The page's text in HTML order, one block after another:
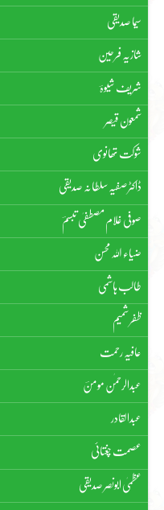
سیما صدیقی
شازیہ فرحین
شریف شیوہؔ
شمعون قیصر
شوکت تھانوی
ڈاکٹر صفیہ سلطانہ صدیقی
صوفی غلام مصطفیٰ تبسمؔ
ضیاء اللہ محسن
طالب ہاشمی
ظفر شمیم
عافیہ رحمت
عبدالرحمٰن مومنؔ
عبدالقادر
عصمت چغتائی
عظمیٰ ابونصر صدیقی